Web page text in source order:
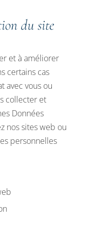
du site
et à améliorer
certains cas
avec vous ou
collecter et
Données
nos sites web ou
personnelles